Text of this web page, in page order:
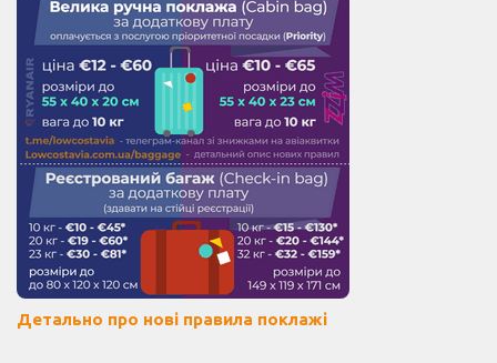
Детально про нові правила поклажі